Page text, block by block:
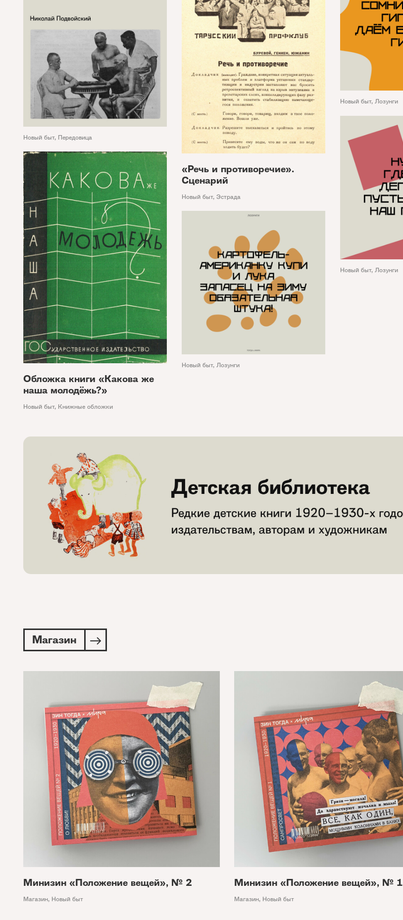
Новый быт, Передовица
«Речь и противоречие».
Сценарий
Новый быт, Эстрада
Новый быт, Лозунги
Новый быт, Лозунги
Обложка книги «Какова же
наша молодёжь?»
Новый быт, Книжные обложки
Новый быт, Лозунги
Магазин
Минизин «Положение вещей», № 2
Магазин, Новый быт
Минизин «Положение вещей», № 1
Магазин, Новый быт